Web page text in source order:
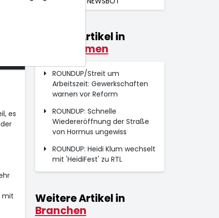
es
mit
Weitere Artikel in
Unternehmen
ROUNDUP/Streit um
Arbeitszeit: Gewerkschaften
warnen vor Reform
ROUNDUP: Schnelle
Wiedereröffnung der Straße
von Hormus ungewiss
ROUNDUP: Heidi Klum wechselt
mit 'HeidiFest' zu RTL
Weitere Artikel in
Branchen